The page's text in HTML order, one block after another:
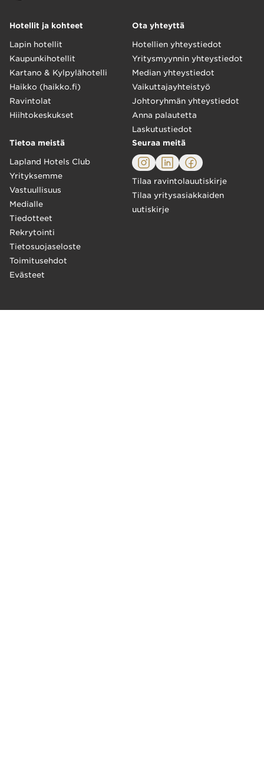
Hotellit ja kohteet
Lapin hotellit
Kaupunkihotellit
Kartano & Kylpylähotelli
Haikko (haikko.fi)
Ravintolat
Hiihtokeskukset
Ota yhteyttä
Hotellien yhteystiedot
Yritysmyynnin yhteystiedot
Median yhteystiedot
Vaikuttajayhteistyö
Johtoryhmän yhteystiedot
Anna palautetta
Laskutustiedot
Tietoa meistä
Lapland Hotels Club
Yrityksemme
Vastuullisuus
Medialle
Tiedotteet
Rekrytointi
Tietosuojaseloste
Toimitusehdot
Evästeet
Seuraa meitä
Tilaa ravintolauutiskirje
Tilaa yritysasiakkaiden
uutiskirje